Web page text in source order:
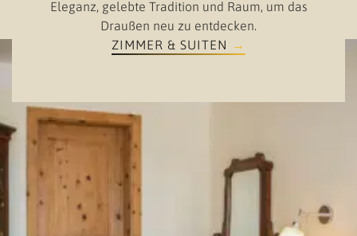
Eleganz, gelebte Tradition und Raum, um das
Draußen neu zu entdecken.
ZIMMER & SUITEN